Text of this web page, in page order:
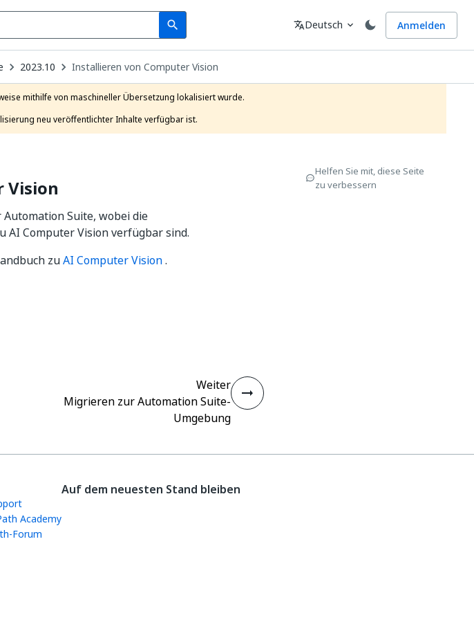
search
Search Sprache
translateDeutsch expand_more Anmelden
2023.10 Installieren von Computer Vision
mithilfe von maschineller Übersetzung lokalisiert wurde.
neu veröffentlichter Inhalte verfügbar ist.
Vision
Suite, wobei die
Computer Vision verfügbar sind.
zuAI Computer Vision.
Helfen Sie mit, diese Seite
zu verbessern
Weiter
Migrieren zur Automation Suite-
Umgebung
Academy
Forum
Auf dem neuesten Stand bleiben